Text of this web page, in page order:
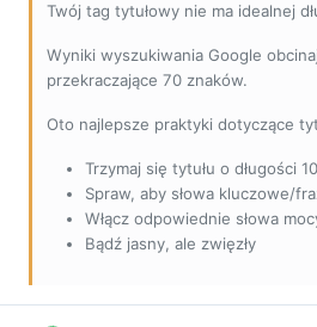
Twój tag tytułowy nie ma idealnej
Wyniki wyszukiwania Google
przekraczające 70 znaków.
Oto najlepsze praktyki dotyczące
Trzymaj się tytułu o długości
Spraw, aby słowa kluczowe/
Włącz odpowiednie słowa
Bądź jasny, ale zwięzły